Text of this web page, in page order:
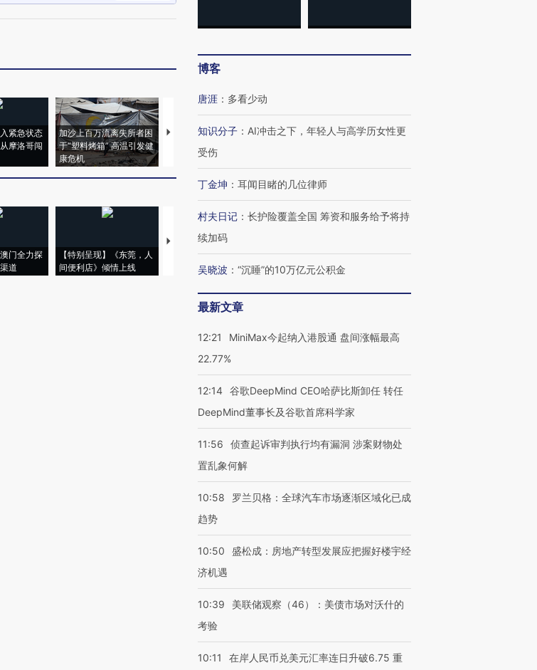
紧急状态
摩洛哥闯
加沙上百万流离失所者困
于“塑料烤箱” 高温引发健
康危机
马航飞行员跨国走私7万
粒摇头丸 尿检体内含3种
门全力探
道
【特别呈现】《东莞，人
间便利店》倾情上线
【推广】走进第四届链博
会，让数智科技“链”接产
【特别呈现】寻找100种
有意思的生活方式·第三对
CFO：不靠规模取胜，华
博客
唐涯 ： 多看少动
知识分子 ： AI冲击之下，年轻人与高学历女性更
受伤
丁金坤 ： 耳闻目睹的几位律师
村夫日记 ： 长护险覆盖全国 筹资和服务给予将持
续加码
吴晓波 ： “沉睡”的10万亿元公积金
最新文章
12:21
MiniMax今起纳入港股通 盘间涨幅最高
22.77%
12:14 谷歌DeepMind CEO哈萨比斯卸任 转任
DeepMind董事长及谷歌首席科学家
11:56
侦查起诉审判执行均有漏洞 涉案财物处
置乱象何解
10:58
罗兰贝格：全球汽车市场逐渐区域化已成
趋势
10:50
盛松成：房地产转型发展应把握好楼宇经
济机遇
10:39
美联储观察（46）：美债市场对沃什的
考验
10:11
在岸人民币兑美元汇率连日升破6.75 重